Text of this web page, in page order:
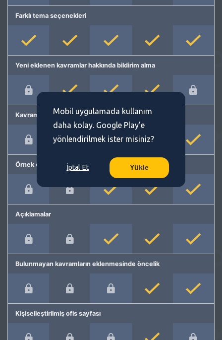
Farklı tema seçenekleri
Yeni eklenen kavramlar hakkında bildirim alma
Kavram önerme
Örnek cümleler
Açıklamalar
Bulunmayan kavramların eklenmesinde öncelik
Kişiselleştirilmiş ofis sayfası
Mobil uygulamada kullanım
daha kolay. Google Play'e
yönlendirilmek ister misiniz?
İptal Et Yükle